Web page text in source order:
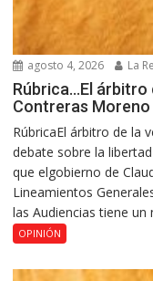
agosto 4, 2026 La
Rúbrica…El árbitro
Contreras Moreno
RúbricaEl árbitro de la
debate sobre la
que elgobierno de
Lineamientos
las Audiencias tiene
OPINIÓN